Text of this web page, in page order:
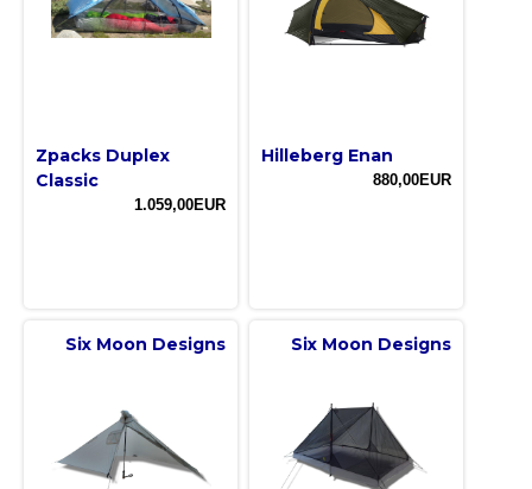
Zpacks Duplex
Classic
1.059,00EUR
Hilleberg Enan
880,00EUR
Six Moon Designs Six Moon Designs